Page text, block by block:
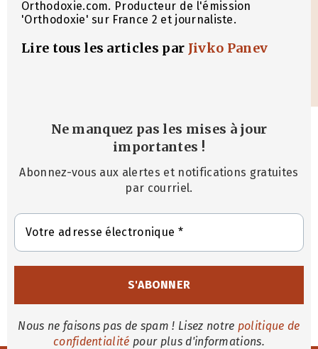
Orthodoxie.com. Producteur de l'émission
'Orthodoxie' sur France 2 et journaliste.
Lire tous les articles par Jivko Panev
Ne manquez pas les mises à jour
importantes !
Abonnez-vous aux alertes et notifications gratuites
par courriel.
Nous ne faisons pas de spam ! Lisez notre politique de
confidentialité pour plus d'informations.